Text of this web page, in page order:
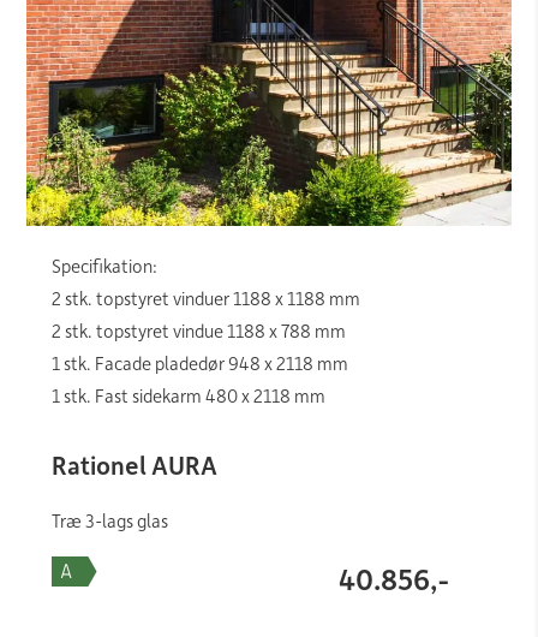
Specifikation:
2 stk. topstyret vinduer 1188 x 1188 mm
2 stk. topstyret vindue 1188 x 788 mm
1 stk. Facade pladedør 948 x 2118 mm
1 stk. Fast sidekarm 480 x 2118 mm
Rationel AURA
Træ 3-lags glas
40.856,-